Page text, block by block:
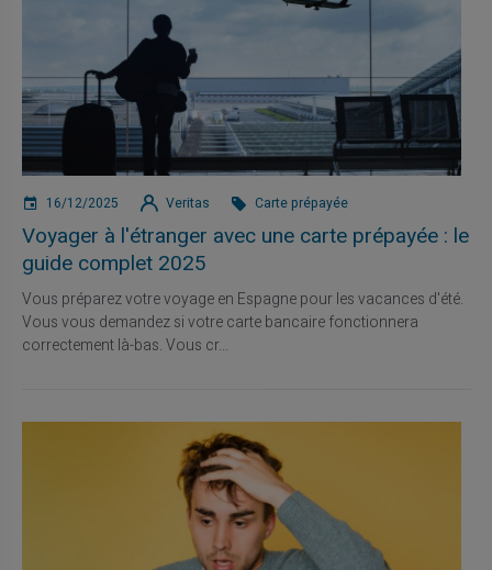
16/12/2025 Veritas Carte prépayée
Voyager à l'étranger avec une carte prépayée : le
guide complet 2025
Vous préparez votre voyage en Espagne pour les vacances d'été.
Vous vous demandez si votre carte bancaire fonctionnera
correctement là-bas. Vous cr...